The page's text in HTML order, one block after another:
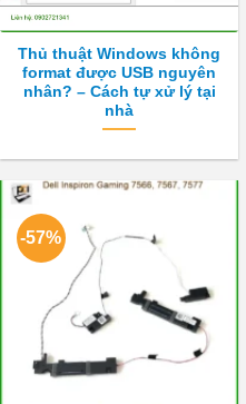
Thủ thuật Windows không
format được USB nguyên
nhân? – Cách tự xử lý tại
nhà
-57%